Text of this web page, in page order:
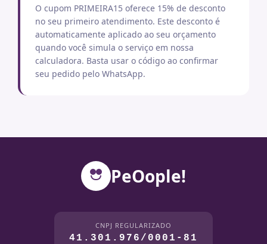
O cupom PRIMEIRA15 oferece 15% de desconto
no seu primeiro atendimento. Este desconto é
automaticamente aplicado ao seu orçamento
quando você simula o serviço em nossa
calculadora. Basta usar o código ao confirmar
seu pedido pelo WhatsApp.
PeOople!
CNPJ REGULARIZADO
41.301.976/0001-81